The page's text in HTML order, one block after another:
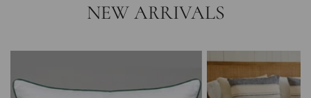
NEW ARRIVALS